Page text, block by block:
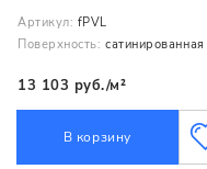
Артикул: fPVL
Поверхность: сатинированная
13 103 руб./м²
В корзину